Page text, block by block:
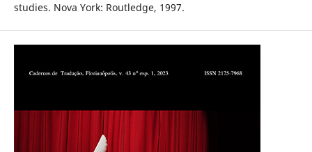
studies. Nova York: Routledge, 1997.